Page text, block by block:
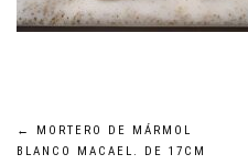
Navegación
←
MORTERO DE MÁRMOL
BLANCO MACAEL. DE 17CM